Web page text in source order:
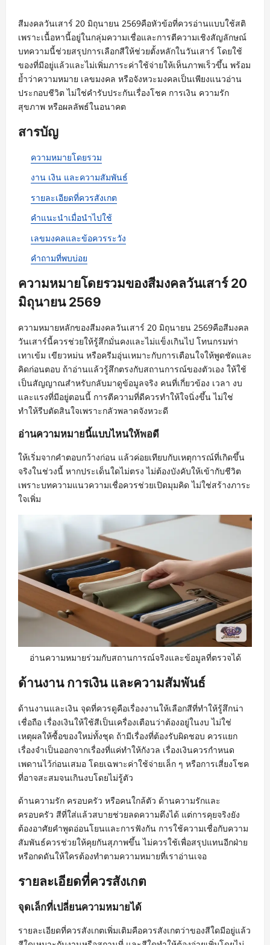
สีมงคลวันเสาร์ 20 มิถุนายน 2569คือหัวข้อที่ควรอ่านแบบใช้สติ
เพราะเนื้อหานี้อยู่ในกลุ่มความเชื่อและการตีความเชิงสัญลักษณ์
บทความนี้ช่วยสรุปการเลือกสีให้ช่วยตั้งหลักในวันเสาร์ โดยใช้
ของที่มีอยู่แล้วและไม่เพิ่มภาระค่าใช้จ่ายให้เห็นภาพเร็วขึ้น พร้อม
ย้ำว่าความหมาย เลขมงคล หรือจังหวะมงคลเป็นเพียงแนวอ่าน
ประกอบชีวิต ไม่ใช่คำรับประกันเรื่องโชค การเงิน ความรัก
สุขภาพ หรือผลลัพธ์ในอนาคต
สารบัญ
ความหมายโดยรวม
งาน เงิน และความสัมพันธ์
รายละเอียดที่ควรสังเกต
คำแนะนำเมื่อนำไปใช้
เลขมงคลและข้อควรระวัง
คำถามที่พบบ่อย
ความหมายโดยรวมของสีมงคลวันเสาร์ 20
มิถุนายน 2569
ความหมายหลักของสีมงคลวันเสาร์ 20 มิถุนายน 2569คือสีมงคล
วันเสาร์นี้ควรช่วยให้รู้สึกมั่นคงและไม่แข็งเกินไป โทนกรมท่า
เทาเข้ม เขียวหม่น หรือครีมอุ่นเหมาะกับการเตือนใจให้พูดชัดและ
คิดก่อนตอบ ถ้าอ่านแล้วรู้สึกตรงกับสถานการณ์ของตัวเอง ให้ใช้
เป็นสัญญาณสำหรับกลับมาดูข้อมูลจริง คนที่เกี่ยวข้อง เวลา งบ
และแรงที่มีอยู่ตอนนี้ การตีความที่ดีควรทำให้ใจนิ่งขึ้น ไม่ใช่
ทำให้รีบตัดสินใจเพราะกลัวพลาดจังหวะดี
อ่านความหมายนี้แบบไหนให้พอดี
ให้เริ่มจากคำตอบกว้างก่อน แล้วค่อยเทียบกับเหตุการณ์ที่เกิดขึ้น
จริงในช่วงนี้ หากประเด็นใดไม่ตรง ไม่ต้องบังคับให้เข้ากับชีวิต
เพราะบทความแนวความเชื่อควรช่วยเปิดมุมคิด ไม่ใช่สร้างภาระ
ใจเพิ่ม
อ่านความหมายร่วมกับสถานการณ์จริงและข้อมูลที่ตรวจได้
ด้านงาน การเงิน และความสัมพันธ์
ด้านงานและเงิน จุดที่ควรดูคือเรื่องงานให้เลือกสีที่ทำให้รู้สึกน่า
เชื่อถือ เรื่องเงินให้ใช้สีเป็นเครื่องเตือนว่าต้องอยู่ในงบ ไม่ใช่
เหตุผลให้ซื้อของใหม่ทั้งชุด ถ้ามีเรื่องที่ต้องรับผิดชอบ ควรแยก
เรื่องจำเป็นออกจากเรื่องที่แค่ทำให้กังวล เรื่องเงินควรกำหนด
เพดานไว้ก่อนเสมอ โดยเฉพาะค่าใช้จ่ายเล็ก ๆ หรือการเสี่ยงโชค
ที่อาจสะสมจนเกินงบโดยไม่รู้ตัว
ด้านความรัก ครอบครัว หรือคนใกล้ตัว ด้านความรักและ
ครอบครัว สีที่ใส่แล้วสบายช่วยลดความตึงได้ แต่การคุยจริงยัง
ต้องอาศัยคำพูดอ่อนโยนและการฟังกัน การใช้ความเชื่อกับความ
สัมพันธ์ควรช่วยให้คุยกันสุภาพขึ้น ไม่ควรใช้เพื่อสรุปแทนอีกฝ่าย
หรือกดดันให้ใครต้องทำตามความหมายที่เราอ่านเจอ
รายละเอียดที่ควรสังเกต
จุดเล็กที่เปลี่ยนความหมายได้
รายละเอียดที่ควรสังเกตเพิ่มเติมคือควรสังเกตว่าของสีใดมีอยู่แล้ว